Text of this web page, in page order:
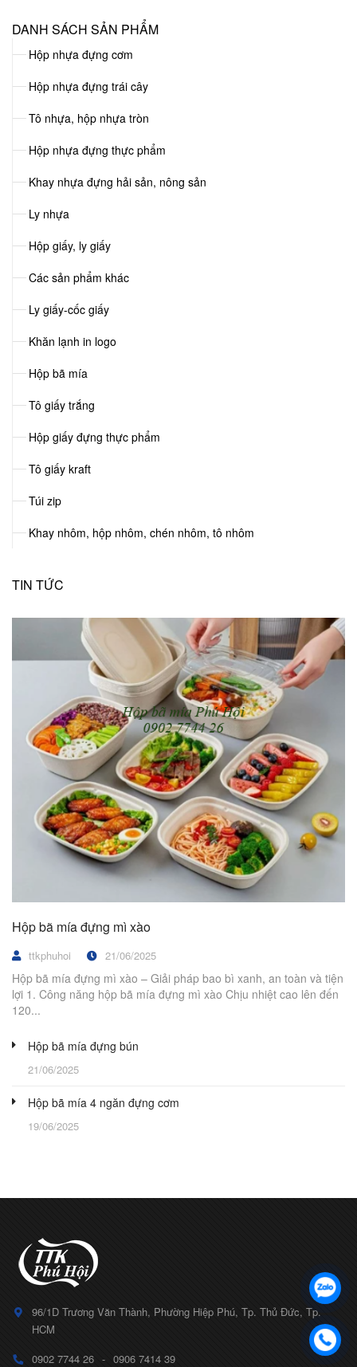
DANH SÁCH SẢN PHẨM
Hộp nhựa đựng cơm
Hộp nhựa đựng trái cây
Tô nhựa, hộp nhựa tròn
Hộp nhựa đựng thực phẩm
Khay nhựa đựng hải sản, nông sản
Ly nhựa
Hộp giấy, ly giấy
Các sản phẩm khác
Ly giấy-cốc giấy
Khăn lạnh in logo
Hộp bã mía
Tô giấy trắng
Hộp giấy đựng thực phẩm
Tô giấy kraft
Túi zip
Khay nhôm, hộp nhôm, chén nhôm, tô nhôm
TIN TỨC
Hộp bã mía đựng mì xào
ttkphuhoi 21/06/2025
Hộp bã mía đựng mì xào – Giải pháp bao bì xanh, an toàn và tiện
lợi 1. Công năng hộp bã mía đựng mì xào Chịu nhiệt cao lên đến
120...
Hộp bã mía đựng bún
21/06/2025
Hộp bã mía 4 ngăn đựng cơm
19/06/2025
96/1D Trương Văn Thành, Phường Hiệp Phú, Tp. Thủ Đức, Tp.
HCM
0902 7744 26 - 0906 7414 39